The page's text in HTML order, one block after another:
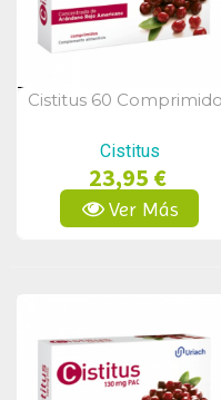
Vista Rápida
Cistitus 60
Cistitus
23,95 €
Ver Más